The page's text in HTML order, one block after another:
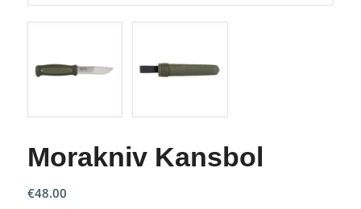
Morakniv Kansbol
€48.00